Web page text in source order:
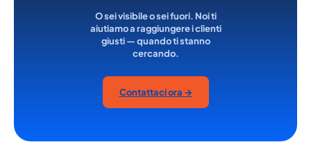
O sei visibile o sei fuori. Noi ti
aiutiamo a raggiungere i clienti
giusti — quando ti stanno
cercando.
Contattaci ora →